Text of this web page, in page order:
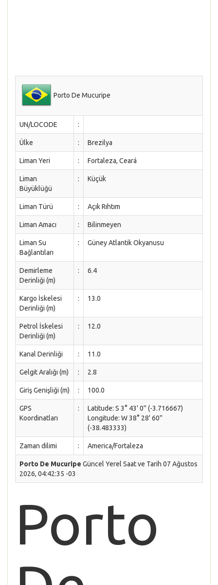
Porto De Mucuripe
UN/LOCODE :
Ülke : Brezilya
Liman Yeri : Fortaleza, Ceará
Liman
Büyüklüğü
: Küçük
Liman Türü : Açık Rıhtım
Liman Amacı : Bilinmeyen
Liman Su
Bağlantıları
: Güney Atlantik Okyanusu
Demirleme
Derinliği (m)
: 6.4
Kargo İskelesi
Derinliği (m)
: 13.0
Petrol İskelesi
Derinliği (m)
: 12.0
Kanal Derinliği : 11.0
Gelgit Aralığı (m) : 2.8
Giriş Genişliği (m) : 100.0
GPS
Koordinatları
:
Latitude: S 3° 43' 0'' (-3.716667)
Longitude: W 38° 28' 60''
(-38.483333)
Zaman dilimi : America/Fortaleza
Porto De Mucuripe Güncel Yerel Saat ve Tarih 07 Ağustos
2026, 04:42:35 -03
Porto